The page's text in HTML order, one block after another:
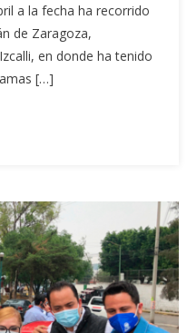
a la fecha ha recorrido
de Zaragoza,
en donde ha tenido
[…]